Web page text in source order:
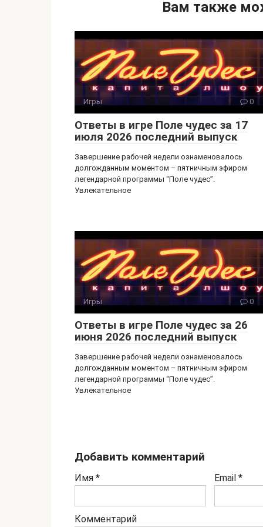
kl
a
ss
ni
ki
a
m
Вам также
Игры 0
Ответы в игре Поле чудес за 17
июля 2026 последний выпуск
Завершение рабочей недели ознаменовалось
долгожданным моментом – пятничным эфиром
легендарной программы “Поле чудес”.
Увлекательное
Игры 0
Ответы в игре Поле чудес за 26
июня 2026 последний выпуск
Завершение рабочей недели ознаменовалось
долгожданным моментом – пятничным эфиром
легендарной программы “Поле чудес”.
Увлекательное
Добавить комментарий
Имя * Email *
Комментарий